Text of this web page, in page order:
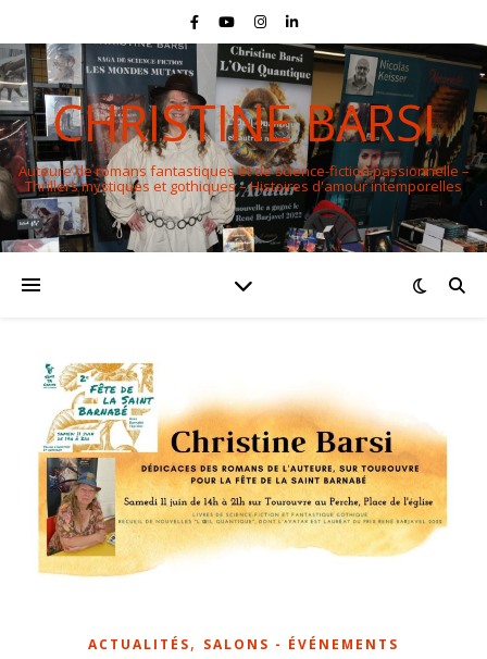
CHRISTINE BARSI
Auteure de romans fantastiques et de science-fiction passionnelle –
Thrillers mystiques et gothiques – Histoires d'amour intemporelles
ACTUALITÉS, SALONS - ÉVÉNEMENTS